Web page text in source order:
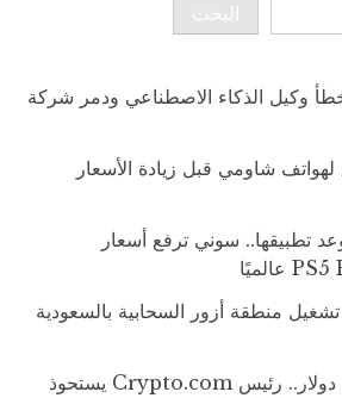
البحث
أخطأ وكيل الذكاء الاصطناعي ودمر شركة
شاومي قبل زيادة الأسعار
تطبيقها.. سوني ترفع أسعار
منطقة أزور السحابية بالسعودية
صفقة الـ 70 مليون دولار.. رئيس Crypto.com يستحوذ